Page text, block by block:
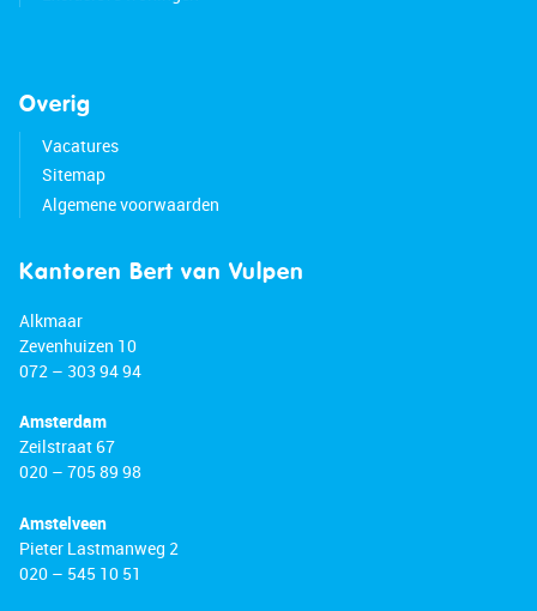
Overig
Vacatures
Sitemap
Algemene voorwaarden
Kantoren Bert van Vulpen
Alkmaar
Zevenhuizen 10
072 – 303 94 94
Amsterdam
Zeilstraat 67
020 – 705 89 98
Amstelveen
Pieter Lastmanweg 2
020 – 545 10 51